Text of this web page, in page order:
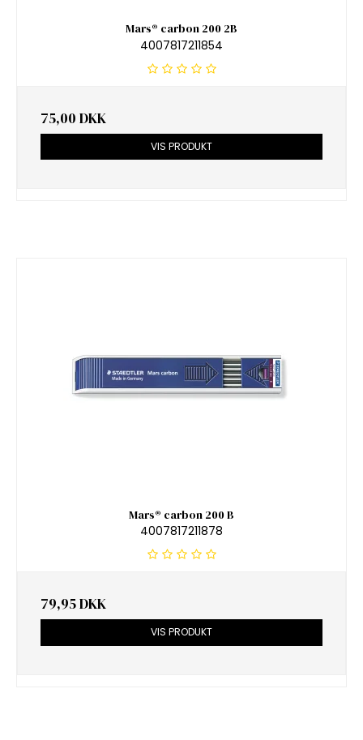
Mars® carbon 200 2B
4007817211854
75,00 DKK
VIS PRODUKT
Mars® carbon 200 B
4007817211878
79,95 DKK
VIS PRODUKT